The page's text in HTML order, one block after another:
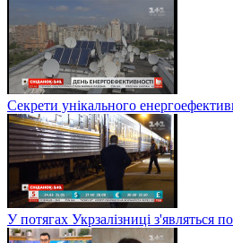
Секрети унікального
У потягах Укрзалізниці з'являться